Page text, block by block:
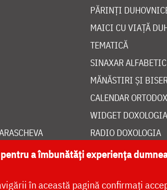
PĂRINȚI
MAICI CU VIAȚĂ
TEMATICĂ
SINAXAR ALFABETIC
MĂNĂSTIRI ȘI
CALENDAR ORTODOX
WIDGET DOXOLOGIA
RADIO DOXOLOGIA
a îmbunătăți experiența
în această pagină confirmați